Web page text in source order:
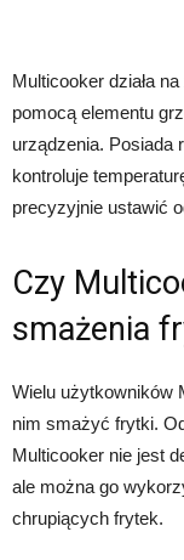
Multicooker działa
pomocą elementu
urządzenia. Posiada
kontroluje
precyzyjnie ustawić
Czy
smażenia
Wielu użytkowników
nim smażyć frytki.
Multicooker nie jest
ale można go
chrupiących frytek.